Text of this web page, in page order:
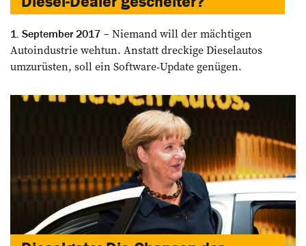
1. September 2017
Niemand will der mächtigen
Autoindustrie wehtun. Anstatt dreckige Dieselautos
umzurüsten, soll ein Software-Update genügen.